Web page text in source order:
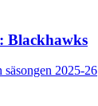
Blackhawks
2025-26